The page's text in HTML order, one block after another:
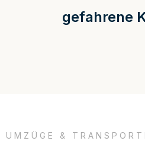
gefahrene
UMZÜGE &